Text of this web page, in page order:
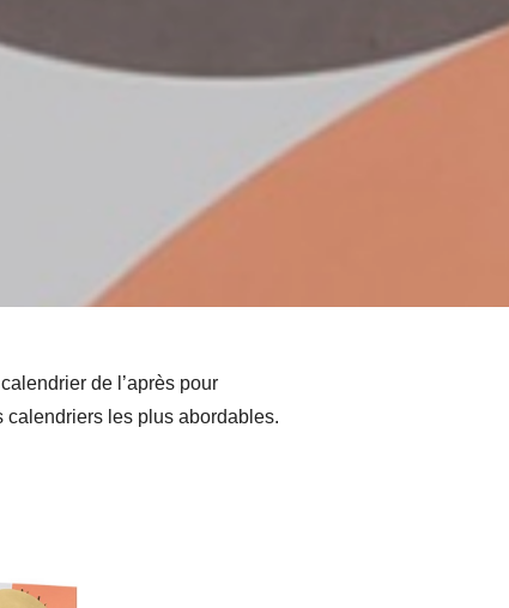
de l’après pour
calendriers les plus abordables.